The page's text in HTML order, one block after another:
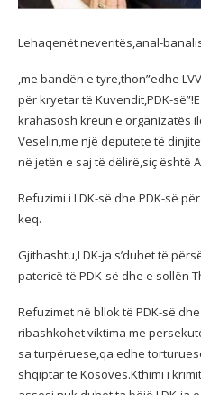
Lehaqenët neveritës,anal-
,me bandën e tyre,thon”edhe
për kryetar të Kuvendit,PDK-
krahasosh kreun e organizatës
Veselin,me një deputete të
në jetën e saj të dëlirë,siç është
Refuzimi i LDK-së dhe PDK-së
keq.
Gjithashtu,LDK-ja s’duhet të
patericë të PDK-së dhe e sollën
Refuzimet në bllok të PDK-së
ribashkohet viktima me
sa turpëruese,qa edhe
shqiptar të Kosovës.Kthimi i